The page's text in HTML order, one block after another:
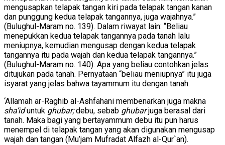
mengusapkan telapak tangan kiri pada telapak tangan kanan
dan punggung kedua telapak tangannya, juga wajahnya.”
(Bulughul-Maram no. 139). Dalam riwayat lain: “Beliau
menepukkan kedua telapak tangannya pada tanah lalu
meniupnya, kemudian mengusap dengan kedua telapak
tangannya itu pada wajah dan kedua telapak tangannya.”
(Bulughul-Maram no. 140). Apa yang beliau contohkan jelas
ditujukan pada tanah. Pernyataan “beliau meniupnya” itu juga
isyarat yang jelas bahwa tayammum itu dengan tanah.
‘Allamah ar-Raghib al-Ashfahani membenarkan juga makna
sha’iduntuk ghubar;debu, sebab ghubarjuga berasal dari
tanah. Maka bagi yang bertayammum debu itu pun harus
menempel di telapak tangan yang akan digunakan mengusap
wajah dan tangan (Mu’jam Mufradat Alfazh al-Qur`an).